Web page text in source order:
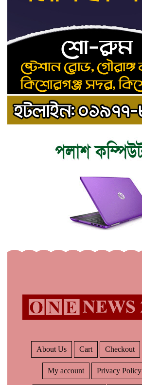
About Us Cart Checkout
My account Privacy Policy